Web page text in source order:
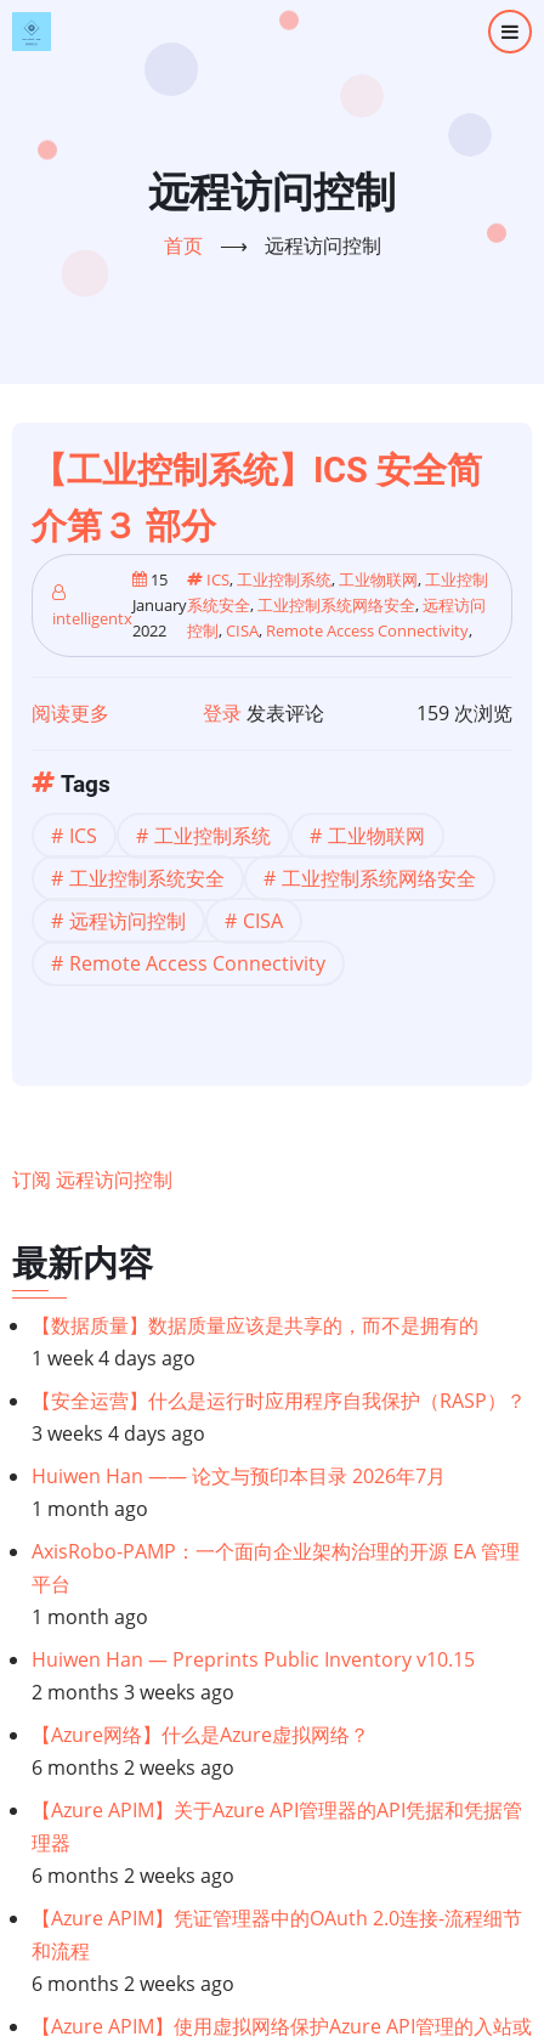
跳
转
远程访问控制
首页 ⟶ 远程访问控制
【工业控制系统】ICS 安全简
介第３ 部分
intelligentx
15
January
2022
ICS,工业控制系统,工业物联网,工业控制
系统安全,工业控制系统网络安全,远程访问
控制,CISA, Remote Access Connectivity,
阅读更多
制
系
ICS
３
登录发表评论 159 次浏览
Tags
ICS 工业控制系统
工业物联网
工业控制系统安全
工业控制系统网络安全
远程访问控制
CISA
Remote Access Connectivity
订阅 远程访问控制
最新内容
【数据质量】数据质量应该是共享的，而不是拥有的
1 week 4 days ago
【安全运营】什么是运行时应用程序自我保护（RASP）？
3 weeks 4 days ago
Huiwen Han —— 论文与预印本目录 2026年7月
1 month ago
AxisRobo-PAMP：一个面向企业架构治理的开源 EA 管理
平台
1 month ago
Huiwen Han — Preprints Public Inventory v10.15
2 months 3 weeks ago
【Azure网络】什么是Azure虚拟网络？
6 months 2 weeks ago
【Azure APIM】关于Azure API管理器的API凭据和凭据管
理器
6 months 2 weeks ago
【Azure APIM】凭证管理器中的OAuth 2.0连接-流程细节
和流程
6 months 2 weeks ago
【Azure APIM】使用虚拟网络保护Azure API管理的入站或